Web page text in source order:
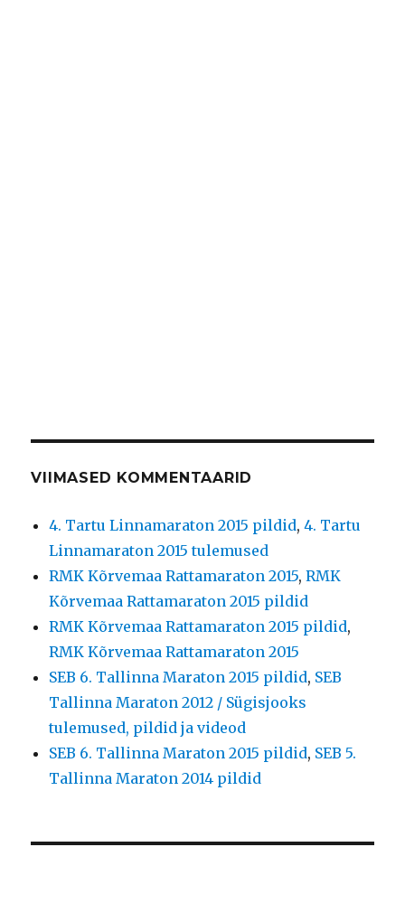
VIIMASED KOMMENTAARID
4. Tartu Linnamaraton 2015 pildid,4. Tartu
Linnamaraton 2015 tulemused
RMK Kõrvemaa Rattamaraton 2015,RMK
Kõrvemaa Rattamaraton 2015 pildid
RMK Kõrvemaa Rattamaraton 2015 pildid,
RMK Kõrvemaa Rattamaraton 2015
SEB 6. Tallinna Maraton 2015 pildid, SEB
Tallinna Maraton 2012 / Sügisjooks
tulemused, pildid ja videod
SEB 6. Tallinna Maraton 2015 pildid, SEB 5.
Tallinna Maraton 2014 pildid